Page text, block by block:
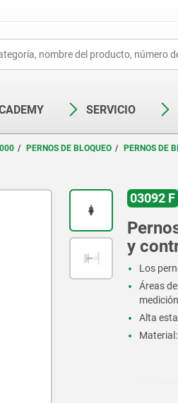
SERVICIO
PERNOS DE BLOQUEO PERNOS DE
03092 F
y
Los
Áreas
Alta